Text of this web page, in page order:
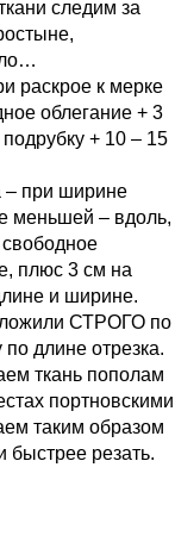
следим за
раскрое к мерке
облегание + 3
+ 10 – 15
– при ширине
меньшей – вдоль,
плюс 3 см на
и ширине.
СТРОГО по
длине отрезка.
ткань пополам
портновскими
таким образом
быстрее резать.